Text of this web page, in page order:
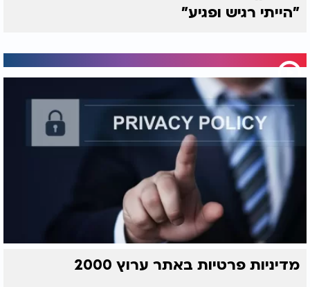
שינה עם איפור עלולה לגרום לחומרים לזלוג לתוך
את האיפור היטב לפני השינה כדי לאפשר לעור לנשום
ולשמור על בריאותו.
פורים הוא חג של שמחה וצבע, ועם מעט תשומת לב -
אפשר לוודא שגם האיפור יוסיף לחגיגות בלי לסכן את
עור הפנים. חג שמח ובטוח!
"הייתי רגיש ופגיע"
מדיניות פרטיות באתר ערוץ 2000